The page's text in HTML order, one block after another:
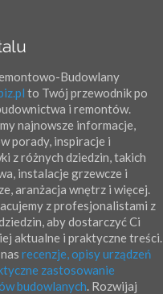
Budowlany
to Twój przewodnik po
i remontów.
najnowsze informacje,
porady, inspiracje i
z różnych dziedzin, takich
instalacje grzewcze i
aranżacja wnętrz i więcej.
z profesjonalistami z
aby dostarczyć Ci
aktualne i praktyczne treści.
recenzje, opisy urządzeń
zastosowanie
budowlanych. Rozwijaj